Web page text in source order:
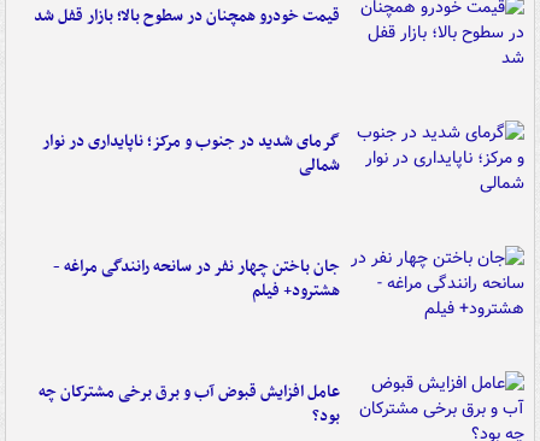
قیمت خودرو همچنان در سطوح بالا؛ بازار قفل شد
گرمای شدید در جنوب و مرکز؛ ناپایداری در نوار
شمالی
جان باختن چهار نفر در سانحه رانندگی مراغه -
هشترود+ فیلم
عامل افزایش قبوض آب و برق برخی مشترکان چه
بود؟